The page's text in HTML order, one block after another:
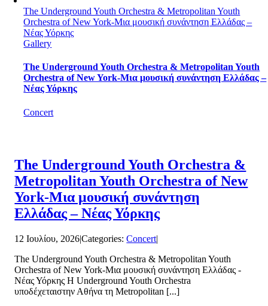
The Underground Youth Orchestra & Metropolitan Youth
Orchestra of New York-Μια μουσική συνάντηση Ελλάδας –
Νέας Υόρκης
Gallery
The Underground Youth Orchestra & Metropolitan Youth
Orchestra of New York-Μια μουσική συνάντηση Ελλάδας –
Νέας Υόρκης
Concert
The Underground Youth Orchestra &
Metropolitan Youth Orchestra of New
York-Μια μουσική συνάντηση
Ελλάδας – Νέας Υόρκης
12 Ιουλίου, 2026|Categories:Concert|
The Underground Youth Orchestra & Metropolitan Youth
Orchestra of New York-Μια μουσική συνάντηση Ελλάδας -
Νέας Υόρκης Η Underground Youth Orchestra
υποδέχεταιστην Αθήνα τη Metropolitan [...]